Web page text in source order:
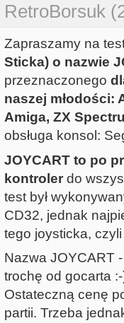
RetroBorsuk
Zapraszamy na
Sticka) o nazwie
przeznaczonego
naszej młodości:
Amiga, ZX
obsługa konsol:
JOYCART to po
kontroler do
test był
CD32, jednak
tego joysticka,
Nazwa JOYCART
trochę od gocarta
Ostateczną cenę
partii. Trzeba